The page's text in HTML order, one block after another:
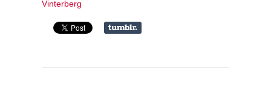
Vinterberg